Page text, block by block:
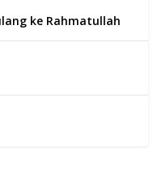
ke Rahmatullah